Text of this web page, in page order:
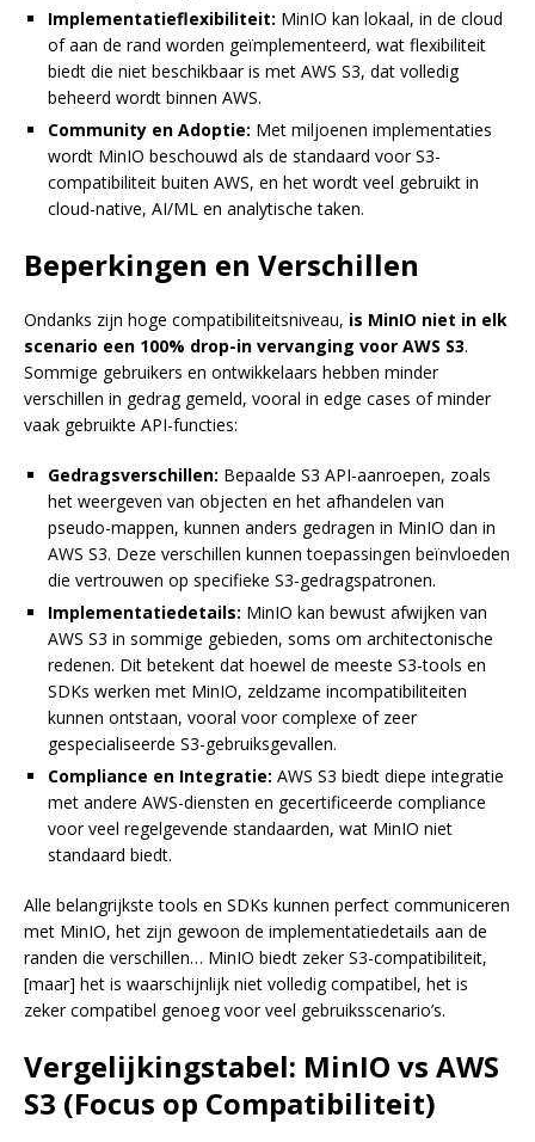
Implementatieflexibiliteit: MinIO kan lokaal, in de cloud
of aan de rand worden geïmplementeerd, wat flexibiliteit
biedt die niet beschikbaar is met AWS S3, dat volledig
beheerd wordt binnen AWS.
Community en Adoptie: Met miljoenen implementaties
wordt MinIO beschouwd als de standaard voor S3-
compatibiliteit buiten AWS, en het wordt veel gebruikt in
cloud-native, AI/ML en analytische taken.
Beperkingen en Verschillen
Ondanks zijn hoge compatibiliteitsniveau, is MinIO niet in elk
scenario een 100% drop-in vervanging voor AWS S3.
Sommige gebruikers en ontwikkelaars hebben minder
verschillen in gedrag gemeld, vooral in edge cases of minder
vaak gebruikte API-functies:
Gedragsverschillen: Bepaalde S3 API-aanroepen, zoals
het weergeven van objecten en het afhandelen van
pseudo-mappen, kunnen anders gedragen in MinIO dan in
AWS S3. Deze verschillen kunnen toepassingen beïnvloeden
die vertrouwen op specifieke S3-gedragspatronen.
Implementatiedetails: MinIO kan bewust afwijken van
AWS S3 in sommige gebieden, soms om architectonische
redenen. Dit betekent dat hoewel de meeste S3-tools en
SDKs werken met MinIO, zeldzame incompatibiliteiten
kunnen ontstaan, vooral voor complexe of zeer
gespecialiseerde S3-gebruiksgevallen.
Compliance en Integratie: AWS S3 biedt diepe integratie
met andere AWS-diensten en gecertificeerde compliance
voor veel regelgevende standaarden, wat MinIO niet
standaard biedt.
Alle belangrijkste tools en SDKs kunnen perfect communiceren
met MinIO, het zijn gewoon de implementatiedetails aan de
randen die verschillen… MinIO biedt zeker S3-compatibiliteit,
[maar] het is waarschijnlijk niet volledig compatibel, het is
zeker compatibel genoeg voor veel gebruiksscenario’s.
Vergelijkingstabel: MinIO vs AWS
S3 (Focus op Compatibiliteit)